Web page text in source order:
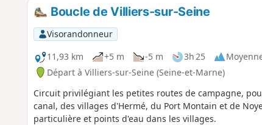
Boucle de Villiers-sur-Seine
Visorandonneur
11,93 km
+5 m -5 m 3h 25
Départ à Villiers-sur-Seine (Seine-et-Marne)
Circuit privilégiant les petites routes de campagne,
canal, des villages d'Hermé, du Port Montain et de
particulière et points d'eau dans les villages.